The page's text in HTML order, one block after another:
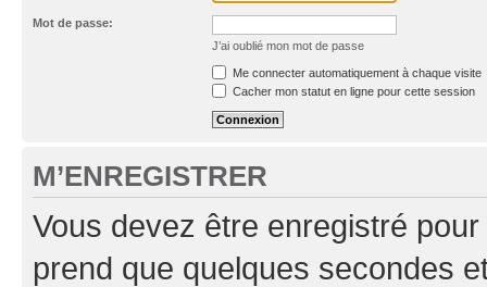
Mot de passe:
J’ai oublié mon mot de passe
Me connecter automatiquement à chaque visite
Cacher mon statut en ligne pour cette session
M’ENREGISTRER
Vous devez être enregistré
prend que quelques secondes